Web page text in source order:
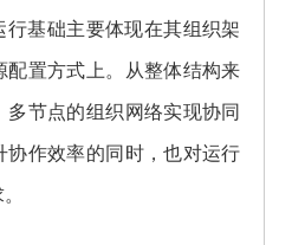
行基础主要体现在其组织架
配置方式上。从整体结构来
节点的组织网络实现协同
协作效率的同时，也对运行